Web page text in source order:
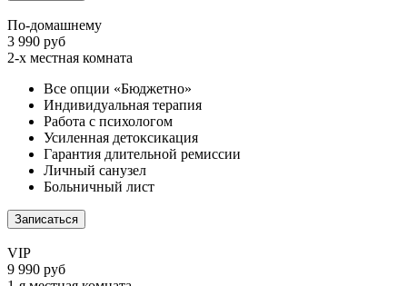
По-домашнему
3 990 руб
2-х местная комната
Все опции «Бюджетно»
Индивидуальная терапия
Работа с психологом
Усиленная детоксикация
Гарантия длительной ремиссии
Личный санузел
Больничный лист
Записаться
VIP
9 990 руб